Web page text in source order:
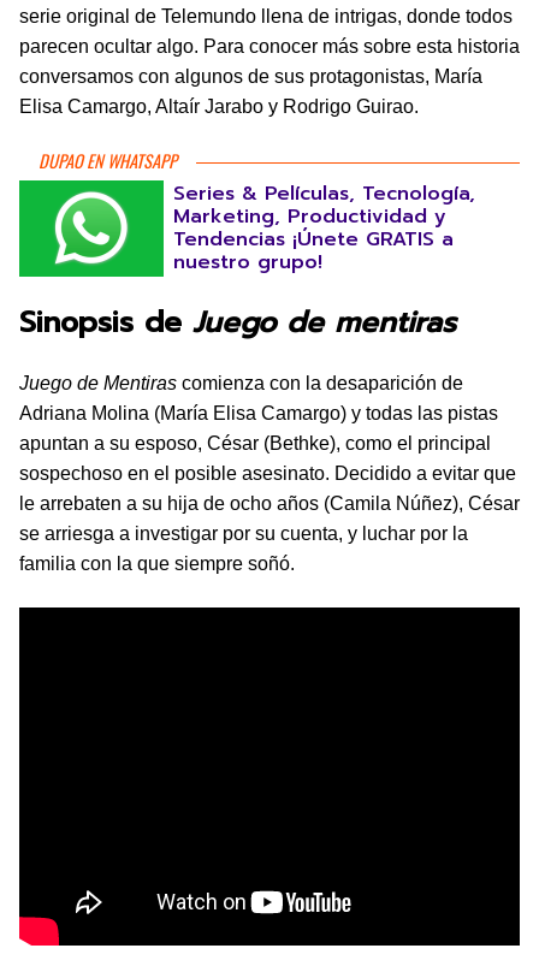
serie original de Telemundo llena de intrigas, donde todos
parecen ocultar algo. Para conocer más sobre esta historia
conversamos con algunos de sus protagonistas, María
Elisa Camargo, Altaír Jarabo y Rodrigo Guirao.
DUPAO EN WHATSAPP
Series & Películas, Tecnología,
Marketing, Productividad y
Tendencias ¡Únete GRATIS a
nuestro grupo!
Sinopsis de Juego de mentiras
Juego de Mentiras comienza con la desaparición de
Adriana Molina (María Elisa Camargo) y todas las pistas
apuntan a su esposo, César (Bethke), como el principal
sospechoso en el posible asesinato. Decidido a evitar que
le arrebaten a su hija de ocho años (Camila Núñez), César
se arriesga a investigar por su cuenta, y luchar por la
familia con la que siempre soñó.